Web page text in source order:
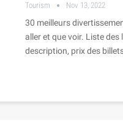
Tourism Nov 13, 2022
30 meilleurs
aller et que voir. Liste
description, prix des